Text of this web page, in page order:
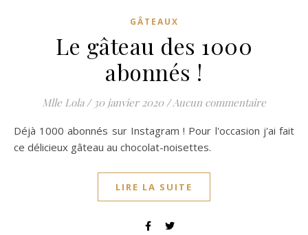
GÂTEAUX
Le gâteau des 1000
abonnés !
Mlle Lola / 30 janvier 2020 /Aucun commentaire
Déjà 1000 abonnés sur Instagram ! Pour l'occasion j'ai fait
ce délicieux gâteau au chocolat-noisettes.
LIRE LA SUITE